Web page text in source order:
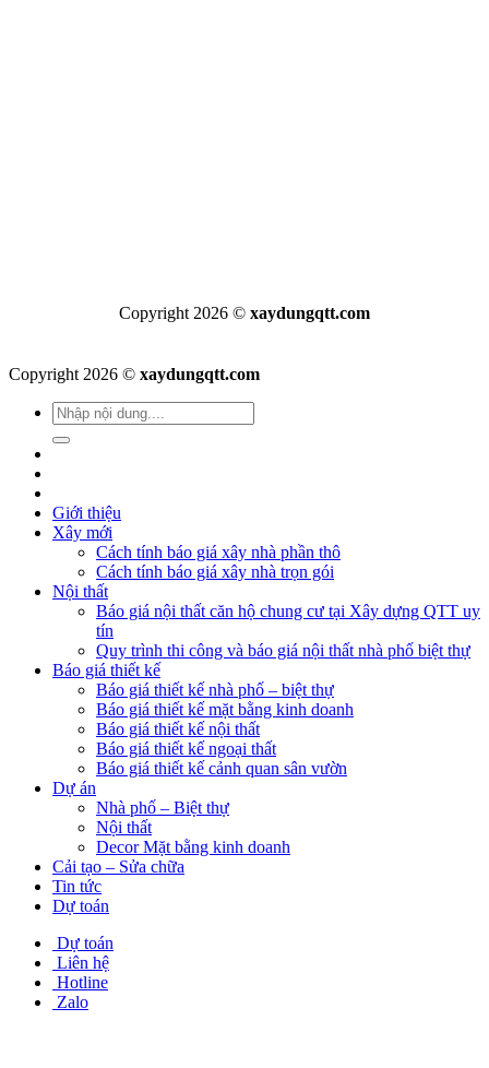
Copyright 2026 © xaydungqtt.com
Copyright 2026 © xaydungqtt.com
Giới thiệu
Xây mới
Cách tính báo giá xây nhà phần thô
Cách tính báo giá xây nhà trọn gói
Nội thất
Báo giá nội thất căn hộ chung cư tại Xây dựng QTT uy
tín
Quy trình thi công và báo giá nội thất nhà phố biệt thự
Báo giá thiết kế
Báo giá thiết kế nhà phố – biệt thự
Báo giá thiết kế mặt bằng kinh doanh
Báo giá thiết kế nội thất
Báo giá thiết kế ngoại thất
Báo giá thiết kế cảnh quan sân vườn
Dự án
Nhà phố – Biệt thự
Nội thất
Decor Mặt bằng kinh doanh
Cải tạo – Sửa chữa
Tin tức
Dự toán
Dự toán
Liên hệ
Hotline
Zalo